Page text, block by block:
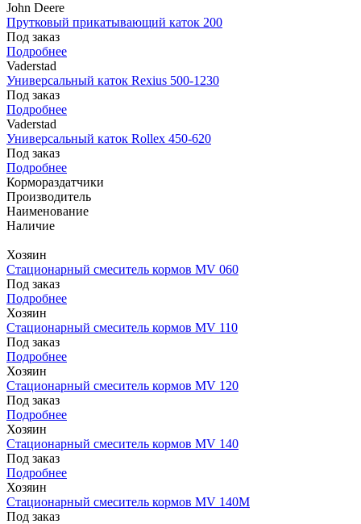
John Deere
Прутковый прикатывающий каток 200
Под заказ
Подробнее
Vaderstad
Универсальный каток Rexius 500-1230
Под заказ
Подробнее
Vaderstad
Универсальный каток Rollex 450-620
Под заказ
Подробнее
Кормораздатчики
Производитель
Наименование
Наличие
Хозяин
Стационарный смеситель кормов MV 060
Под заказ
Подробнее
Хозяин
Стационарный смеситель кормов MV 110
Под заказ
Подробнее
Хозяин
Стационарный смеситель кормов MV 120
Под заказ
Подробнее
Хозяин
Стационарный смеситель кормов MV 140
Под заказ
Подробнее
Хозяин
Стационарный смеситель кормов MV 140М
Под заказ